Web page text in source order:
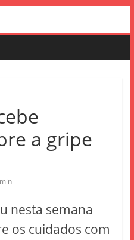
a gripe
nesta semana
os cuidados com